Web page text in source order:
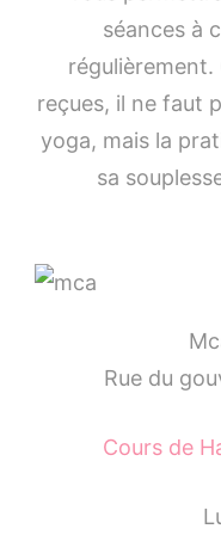
séances à
reçues, il ne faut
yoga, mais la
sa
Rue du
Cours de